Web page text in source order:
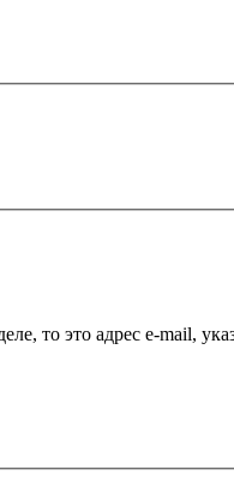
то это адрес e-mail,